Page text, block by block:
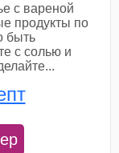
с вареной
продукты по
быть
с солью и